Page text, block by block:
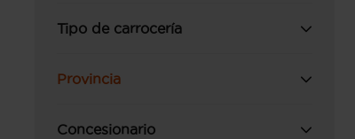
Tipo de carrocería
Provincia
Concesionario